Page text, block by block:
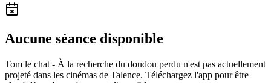
Aucune séance disponible
Tom le chat - À la recherche du doudou perdu n'est pas actuellement
projeté dans les cinémas de Talence. Téléchargez l'app pour être